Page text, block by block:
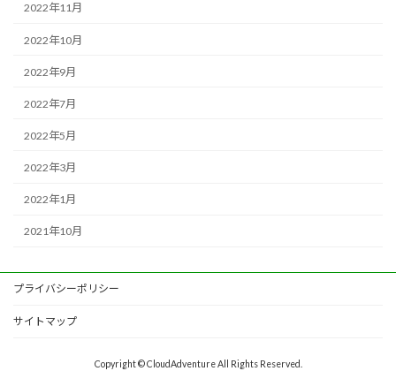
2022年11月
2022年10月
2022年9月
2022年7月
2022年5月
2022年3月
2022年1月
2021年10月
プライバシーポリシー
サイトマップ
Copyright © CloudAdventure All Rights Reserved.